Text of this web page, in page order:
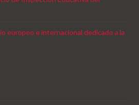
europeo e internacional dedicado a la